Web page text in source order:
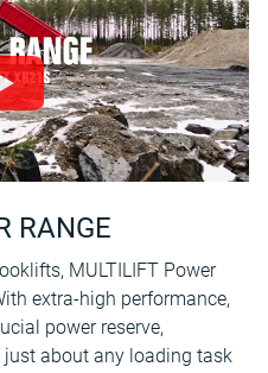
RANGE
MULTILIFT Power
extra-high performance,
power reserve,
just about any loading task